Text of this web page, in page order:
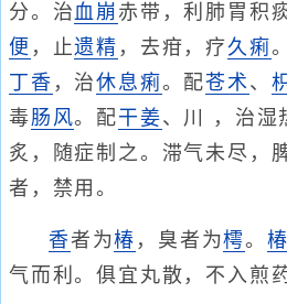
分。治血崩 赤带，利肺胃积
便 ，止遗精 ，去疳，疗久痢
丁香 ，治休息痢。配苍术 、
毒肠风。配干姜、川 ，治湿
炙，随症制之。滞气未尽，
者，禁用。
香者为椿 ，臭者为樗。
气而利。俱宜丸散，不入煎药